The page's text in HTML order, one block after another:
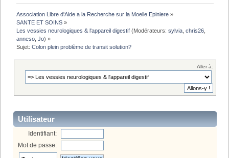
Association Libre d'Aide a la Recherche sur la Moelle Epiniere »
SANTE ET SOINS »
Les vessies neurologiques & l'appareil digestif (Modérateurs:sylvia ,chris26
anneso ,Jo) »
Sujet:Colon plein problème de transit solution?
Aller à:
Utilisateur
Identifiant:
Mot de passe: